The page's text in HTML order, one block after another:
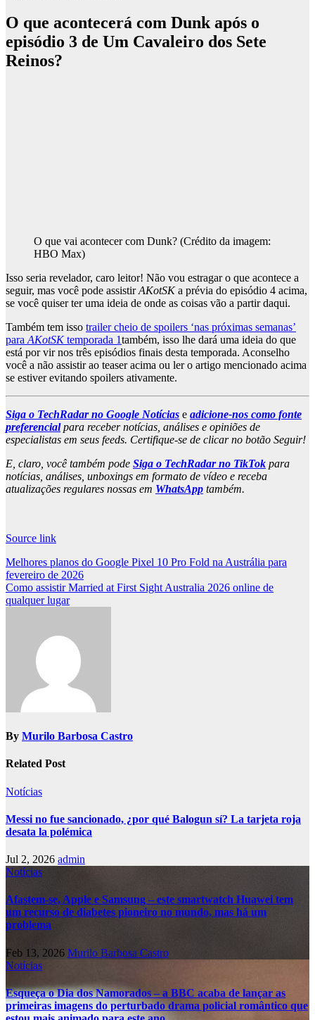
O que acontecerá com Dunk após o
episódio 3 de Um Cavaleiro dos Sete
Reinos?
O que vai acontecer com Dunk? (Crédito da imagem:
HBO Max)
Isso seria revelador, caro leitor! Não vou estragar o que acontece a
seguir, mas você pode assistirAKotSKa prévia do episódio 4 acima,
se você quiser ter uma ideia de onde as coisas vão a partir daqui.
Também tem isso trailer cheio de spoilers ‘nas próximas semanas’
para AKotSKtemporada 1também, isso lhe dará uma ideia do que
está por vir nos três episódios finais desta temporada. Aconselho
você a não assistir ao teaser acima ou ler o artigo mencionado acima
se estiver evitando spoilers ativamente.
Siga o TechRadar no Google Notícias e adicione-nos como fonte
preferencialpara receber notícias, análises e opiniões de
especialistas em seus feeds. Certifique-se de clicar no botão Seguir!
E, claro, você também pode Siga o TechRadar no TikTok para
notícias, análises, unboxings em formato de vídeo e receba
atualizações regulares nossas em WhatsApp também.
Source link
Post
navigation
Melhores planos do Google Pixel 10 Pro Fold na Austrália para
fevereiro de 2026
Como assistir Married at First Sight Australia 2026 online de
qualquer lugar
By Murilo Barbosa Castro
Related Post
Notícias
Messi no fue sancionado, ¿por qué Balogun sí? La tarjeta roja
desata la polémica
Jul 2, 2026 admin
Notícias
Afastem-se, Apple e Samsung – este smartwatch Huawei tem
um recurso de diabetes pioneiro no mundo, mas há um
problema
Feb 13, 2026 Murilo Barbosa Castro
Notícias
Esqueça o Dia dos Namorados – a BBC acaba de lançar as
primeiras imagens do perturbado drama policial romântico que